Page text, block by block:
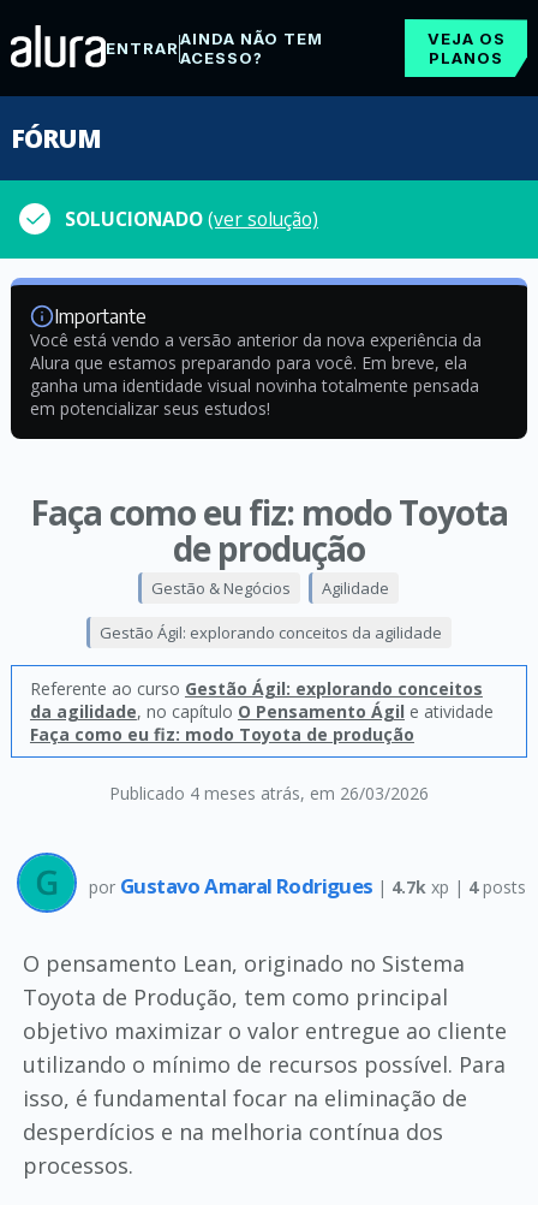
ENTRARAINDA NÃO TEM
ACESSO?
VEJA OS
PLANOS
FÓRUM
SOLUCIONADO(ver solução)
Importante
Você está vendo a versão anterior da nova experiência da
Alura que estamos preparando para você. Em breve, ela
ganha uma identidade visual novinha totalmente pensada
em potencializar seus estudos!
Faça como eu fiz: modo Toyota
de produção
Publicado 4 meses atrás, em 26/03/2026
Gestão & Negócios Agilidade
Gestão Ágil: explorando conceitos da agilidade
Referente ao curso Gestão Ágil: explorando conceitos
da agilidade, no capítulo O Pensamento Ágil e atividade
Faça como eu fiz: modo Toyota de produção
por Gustavo Amaral Rodrigues | 4.7k xp | 4posts
O pensamento Lean, originado no Sistema
Toyota de Produção, tem como principal
objetivo maximizar o valor entregue ao cliente
utilizando o mínimo de recursos possível. Para
isso, é fundamental focar na eliminação de
desperdícios e na melhoria contínua dos
processos.